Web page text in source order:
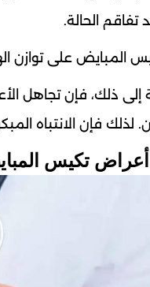
تفاقم الحالة.
المبايض على توازن
إلى ذلك، فإن تجاهل
لذلك فإن الانتباه
تكيس